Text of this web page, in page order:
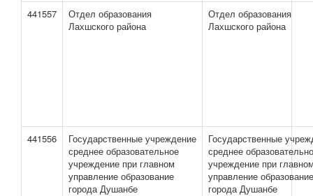
441557
Отдел образования
Лахшского района
Отдел образования
Лахшского района
441556
Государственные учреждение
среднее образовательное
учреждение при главном
управление образование
города Душанбе
Государственные
среднее
учреждение при
управление образование
города Душанбе